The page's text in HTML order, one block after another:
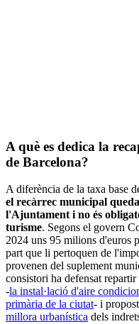
A què es dedica la
de Barcelona?
A diferència de la taxa base
el recàrrec municipal
l'Ajuntament i no és
turisme. Segons el govern
2024 uns 95 milions d'euros
part que li pertoquen de
provenen del suplement
consistori ha defensat repartir
-la instal·lació d'aire
primària de la ciutat- i
millora urbanística dels